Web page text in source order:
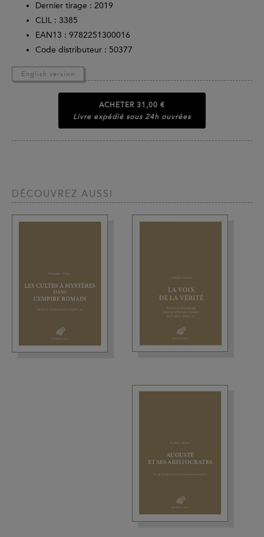
Dernier tirage : 2019
CLIL : 3385
EAN13 : 9782251300016
Code distributeur : 50377
English version
ACHETER 31,00 €
Livre expédié sous 24h ouvrées
DÉCOUVREZ AUSSI